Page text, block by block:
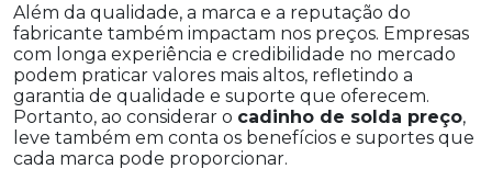
Além da qualidade, a marca e a reputação do
fabricante também impactam nos preços. Empresas
com longa experiência e credibilidade no mercado
podem praticar valores mais altos, refletindo a
garantia de qualidade e suporte que oferecem.
Portanto, ao considerar o cadinho de solda preço,
leve também em conta os benefícios e suportes que
cada marca pode proporcionar.